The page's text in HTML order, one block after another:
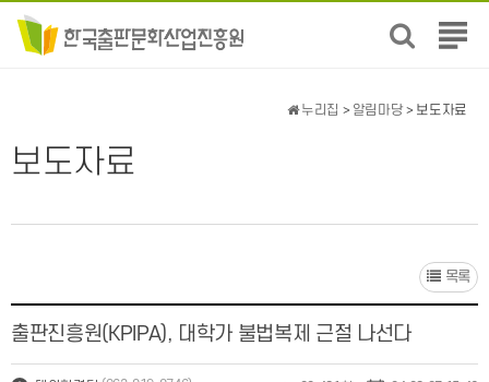
전
뉴
보도자료
누리집 > 알림마당 > 보도자료
목록
출판진흥원(KPIPA), 대학가 불법복제 근절 나선다